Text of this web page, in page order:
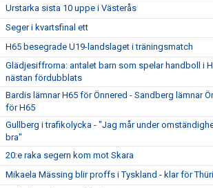
Urstarka sista 10 uppe i Västerås
Seger i kvartsfinal ett
H65 besegrade U19-landslaget i träningsmatch
Glädjesiffrorna: antalet barn som spelar handboll i
nästan fördubblats
Bardis lämnar H65 för Önnered - Sandberg lämnar
för H65
Gullberg i trafikolycka - "Jag mår under
bra"
20:e raka segern kom mot Skara
Mikaela Mässing blir proffs i Tyskland - klar för